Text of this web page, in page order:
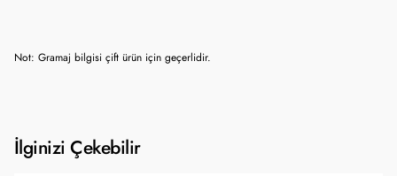
Not: Gramaj bilgisi çift ürün için geçerlidir.
İlginizi Çekebilir